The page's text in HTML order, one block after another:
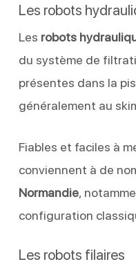
Les robots
Les robots
du système de
présentes dans la
généralement au
Fiables et faciles à
conviennent à de
Normandie,
configuration
Les robots filaires